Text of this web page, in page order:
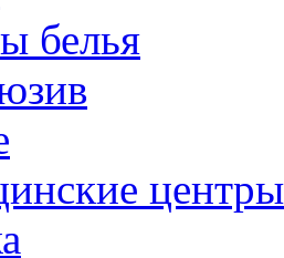
белья
центры